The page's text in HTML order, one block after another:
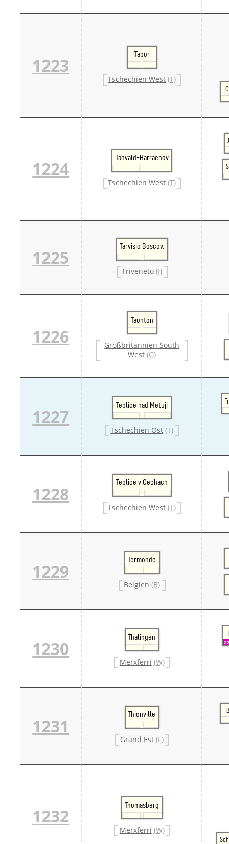
1223
Tabor
Tschechien West (T)
1224
Tanvald-Harrachov
Tschechien West (T)
1225
Tarvisio Boscov.
Triveneto (I)
1226
Taunton
Großbritannien South
West (G)
1227
Teplice nad Metuji
Tschechien Ost (T)
1228
Teplice v Cechach
Tschechien West (T)
1229
Termonde
Belgien (B)
1230
Thalingen
Merxferri (W)
1231
Thionville
Grand Est (F)
1232
Thomasberg
Merxferri (W)